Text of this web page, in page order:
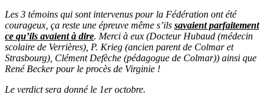
Les 3 témoins qui sont intervenus pour la Fédération ont été
courageux, ça reste une épreuve même s’ils savaient parfaitement
ce qu’ils avaient à dire. Merci à eux (Docteur Hubaud (médecin
scolaire de Verrières), P. Krieg (ancien parent de Colmar et
Strasbourg), Clément Defèche (pédagogue de Colmar)) ainsi que
René Becker pour le procès de Virginie !
Le verdict sera donné le 1er octobre.